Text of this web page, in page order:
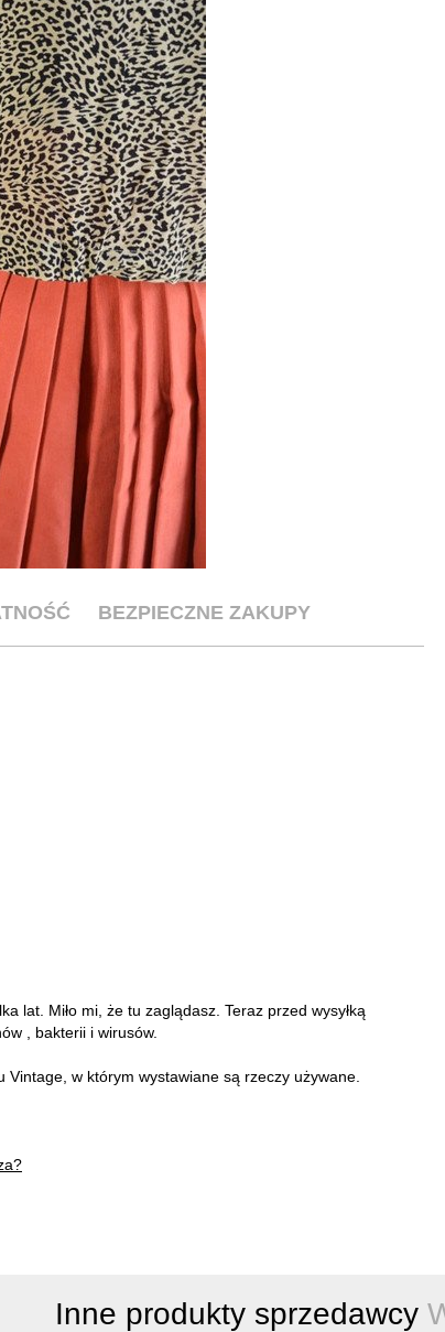
BEZPIECZNE ZAKUPY
lat. Miło mi, że tu zaglądasz. Teraz przed wysyłką
, bakterii i wirusów.
Vintage, w którym wystawiane są rzeczy używane.
Inne produkty sprzedawcy